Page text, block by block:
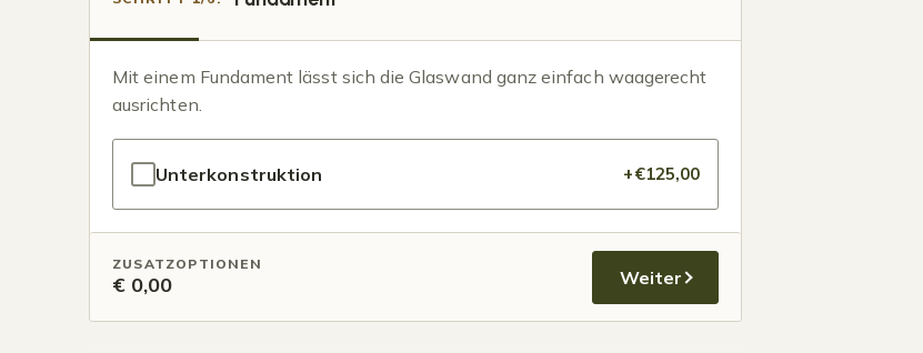
Mit einem Fundament lässt sich die Glaswand ganz einfach waagerecht
ausrichten.
Unterkonstruktion +€125,00
ZUSATZOPTIONEN
€ 0,00 Weiter